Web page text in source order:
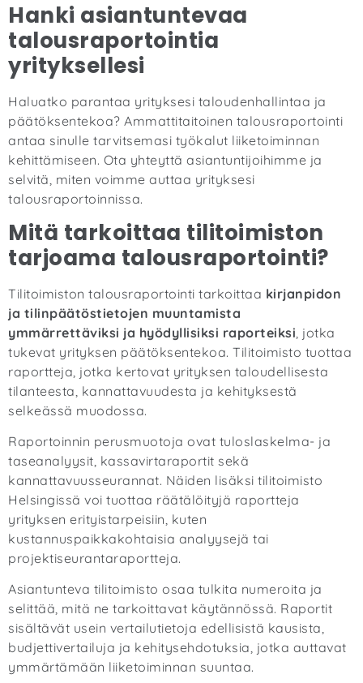
Hanki asiantuntevaa
talousraportointia
yrityksellesi
Haluatko parantaa yrityksesi taloudenhallintaa ja
päätöksentekoa? Ammattitaitoinen talousraportointi
antaa sinulle tarvitsemasi työkalut liiketoiminnan
kehittämiseen. Ota yhteyttä asiantuntijoihimme ja
selvitä, miten voimme auttaa yrityksesi
talousraportoinnissa.
Mitä tarkoittaa tilitoimiston
tarjoama talousraportointi?
Tilitoimiston talousraportointi tarkoittaa kirjanpidon
ja tilinpäätöstietojen muuntamista
ymmärrettäviksi ja hyödyllisiksi raporteiksi , jotka
tukevat yrityksen päätöksentekoa. Tilitoimisto tuottaa
raportteja, jotka kertovat yrityksen taloudellisesta
tilanteesta, kannattavuudesta ja kehityksestä
selkeässä muodossa.
Raportoinnin perusmuotoja ovat tuloslaskelma- ja
taseanalyysit, kassavirtaraportit sekä
kannattavuusseurannat. Näiden lisäksi tilitoimisto
Helsingissä voi tuottaa räätälöityjä raportteja
yrityksen erityistarpeisiin, kuten
kustannuspaikkakohtaisia analyysejä tai
projektiseurantaraportteja.
Asiantunteva tilitoimisto osaa tulkita numeroita ja
selittää, mitä ne tarkoittavat käytännössä. Raportit
sisältävät usein vertailutietoja edellisistä kausista,
budjettivertailuja ja kehitysehdotuksia, jotka auttavat
ymmärtämään liiketoiminnan suuntaa.